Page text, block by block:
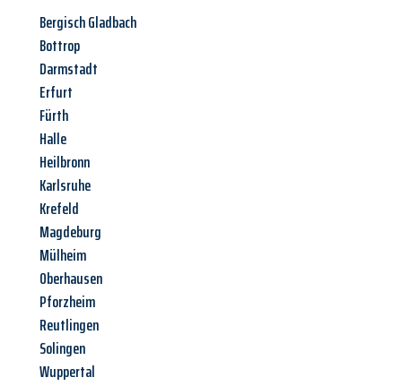
Bergisch Gladbach
Bottrop
Darmstadt
Erfurt
Fürth
Halle
Heilbronn
Karlsruhe
Krefeld
Magdeburg
Mülheim
Oberhausen
Pforzheim
Reutlingen
Solingen
Wuppertal